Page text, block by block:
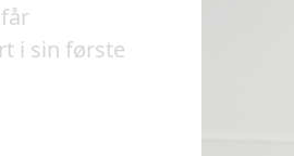
i sin første